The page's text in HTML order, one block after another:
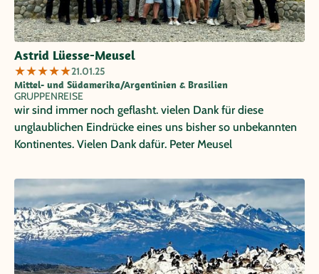
Astrid Lüesse-Meusel
★★★★★21.01.25
Mittel- und Südamerika/Argentinien & Brasilien
GRUPPENREISE
wir sind immer noch geflasht. vielen Dank für diese
unglaublichen Eindrücke eines uns bisher so unbekannten
Kontinentes. Vielen Dank dafür. Peter Meusel